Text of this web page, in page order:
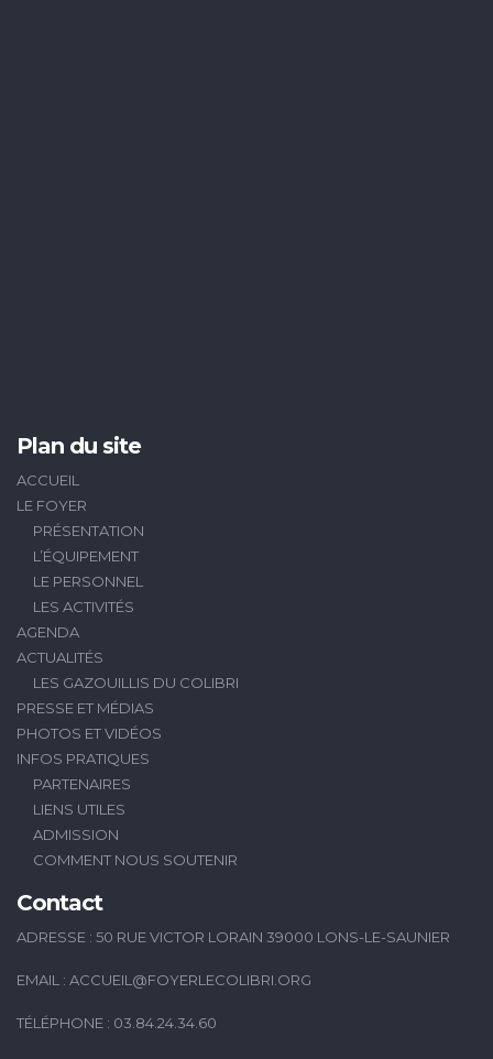
Plan du site
ACCUEIL
LE FOYER
PRÉSENTATION
L’ÉQUIPEMENT
LE PERSONNEL
LES ACTIVITÉS
AGENDA
ACTUALITÉS
LES GAZOUILLIS DU COLIBRI
PRESSE ET MÉDIAS
PHOTOS ET VIDÉOS
INFOS PRATIQUES
PARTENAIRES
LIENS UTILES
ADMISSION
COMMENT NOUS SOUTENIR
Contact
ADRESSE : 50 RUE VICTOR LORAIN 39000 LONS-LE-SAUNIER
EMAIL : ACCUEIL@FOYERLECOLIBRI.ORG
TÉLÉPHONE : 03.84.24.34.60